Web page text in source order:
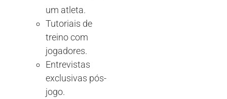
um atleta.
Tutoriais de
treino com
jogadores.
Entrevistas
exclusivas pós-
jogo.